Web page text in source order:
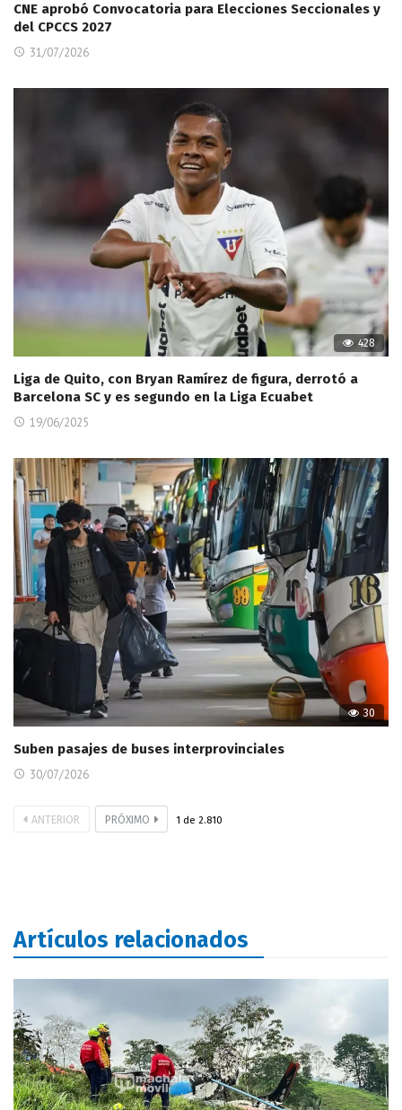
CNE aprobó Convocatoria para Elecciones Seccionales y
del CPCCS 2027
31/07/2026
428
Liga de Quito, con Bryan Ramírez de figura, derrotó a
Barcelona SC y es segundo en la Liga Ecuabet
19/06/2025
30
Suben pasajes de buses interprovinciales
30/07/2026
ANTERIOR PRÓXIMO 1 de 2.810
Artículos relacionados